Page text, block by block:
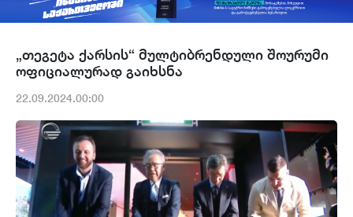
„თეგეტა ქარსის“ მულტიბრენდული შოურუმი
ოფიციალურად გაიხსნა
22.09.2024.00:00